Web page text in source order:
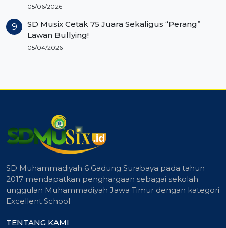
05/06/2026
SD Musix Cetak 75 Juara Sekaligus “Perang”
Lawan Bullying!
05/04/2026
SD Muhammadiyah 6 Gadung Surabaya pada tahun
2017 mendapatkan penghargaan sebagai sekolah
unggulan Muhammadiyah Jawa Timur dengan kategori
Excellent School
TENTANG KAMI